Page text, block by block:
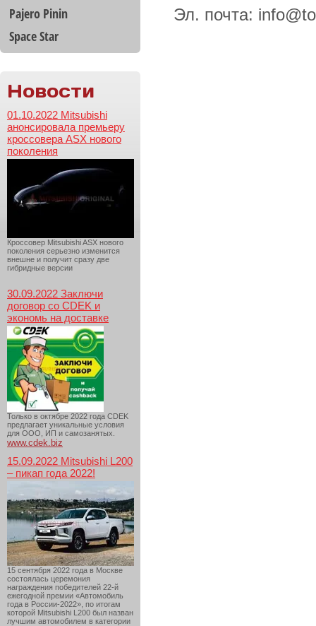
Pajero Pinin
Space Star
Новости
01.10.2022 Mitsubishi
анонсировала премьеру
кроссовера ASX нового
поколения
Кроссовер Mitsubishi ASX нового
поколения серьезно изменится
внешне и получит сразу две
гибридные версии
30.09.2022 Заключи
договор со CDEK и
экономь на доставке
Только в октябре 2022 года CDEK
предлагает уникальные условия
для ООО, ИП и самозанятых.
www.cdek.biz
15.09.2022 Mitsubishi L200
– пикап года 2022!
15 сентября 2022 года в Москве
состоялась церемония
награждения победителей 22-й
ежегодной премии «Автомобиль
года в России-2022», по итогам
которой Mitsubishi L200 был назван
лучшим автомобилем в категории
Эл. почта: